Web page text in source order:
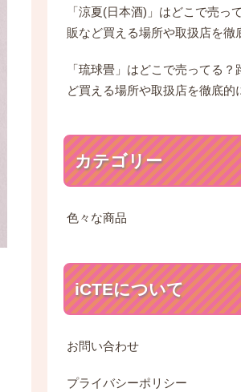
「涼夏(日本酒)」はどこで売っ
販など買える場所や取扱店を徹
「琉球畳」はどこで売ってる？
ど買える場所や取扱店を徹底的
カテゴリー
色々な商品
iCTEについて
お問い合わせ
プライバシーポリシー